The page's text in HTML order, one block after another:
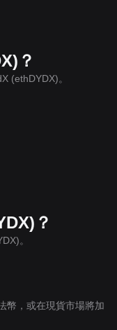
？
(ethDYDX)。
？
。
幣，或在現貨市場將加